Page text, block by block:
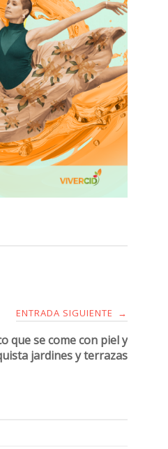
ENTRADA SIGUIENTE →
que se come con piel y
jardines y terrazas